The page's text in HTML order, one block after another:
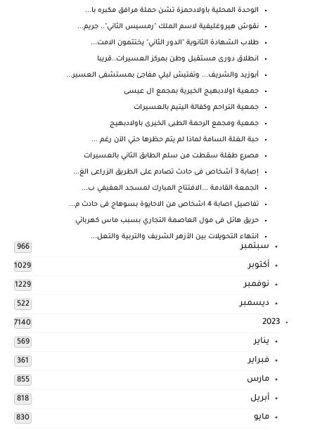
الوحدة المحلية باولادحمزة تشن حملة مرافق مكبره با...
نقوش هيروغليفية لاسم الملك "رمسيس الثاني".. جريم...
طلاب الشهادة الثانوية "الدور الثاني" يختتمون الامت...
انطلاق دورى مستقبل وطن بمركز العسيرات..قريبا
أبوزيد والشريف... وتفتيش ليلي مفاجئ بمستشفى العسير...
جمعية اولادبهيج الخيرية بمجمع ال عيسى
جمعية التراحم وكفالة اليتيم بالعسيرات
جمعية ومجمع الرحمة الطبى الخيرى باولادبهيج
‏حبة الغلة السامة لماذا لم يتم حظرها حتي الآن رغم ...
مصرع طفلة سقطت من سلم الطابق الثاني بالعسيرات
إصابة 3 أشخاص فى حادث تصادم على الطريق الزراعى الغ...
الجمعة القادمة ...الافتتاح المبارك لمسجد العفيفي ب...
تفاصيل اصابة 4 اشخاص من الاحايوة بسوهاج فى حادث م...
حريق هائل فى مول العاصمة التجاري بسبب ماس كهربائي
انتهاء التحويلات بين الأزهر الشريف والتربية والتعل...
سبتمبر 966
أكتوبر 1029
نوفمبر 1229
ديسمبر 522
2023
7140
يناير 569
فبراير 361
مارس 855
أبريل 818
مايو 830